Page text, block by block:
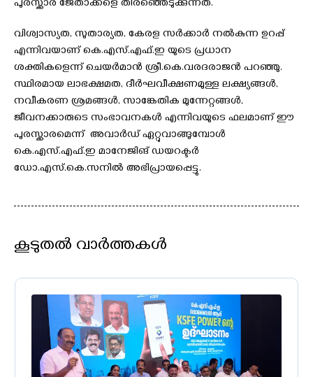
പുരസ്ക്കാര ജേതാക്കളെ തിരഞ്ഞെടുക്കുന്നത്.
വിശ്വാസ്യത, സുതാര്യത, കേരള സർക്കാർ നൽകുന്ന ഉറപ്പ്
എന്നിവയാണ് കെ.എസ്.എഫ്.ഇ യുടെ പ്രധാന
ശക്തികളെന്ന് ചെയർമാൻ ശ്രീ.കെ.വരദരാജൻ പറഞ്ഞു.
സ്ഥിരമായ ലാഭക്ഷമത, ദീർഘവീക്ഷണമുള്ള ലക്ഷ്യങ്ങൾ,
നവീകരണ ശ്രമങ്ങൾ, സാങ്കേതിക മുന്നേറ്റങ്ങൾ,
ജീവനക്കാരുടെ സംഭാവനകൾ എന്നിവയുടെ ഫലമാണ് ഈ
പുരസ്ക്കാരമെന്ന് അവാർഡ് ഏറ്റുവാങ്ങുമ്പോൾ
കെ.എസ്.എഫ്.ഇ മാനേജിങ് ഡയറക്ടർ
ഡോ.എസ്.കെ.സനിൽ അഭിപ്രായപ്പെട്ടു.
കൂടുതൽ വാർത്തകൾ